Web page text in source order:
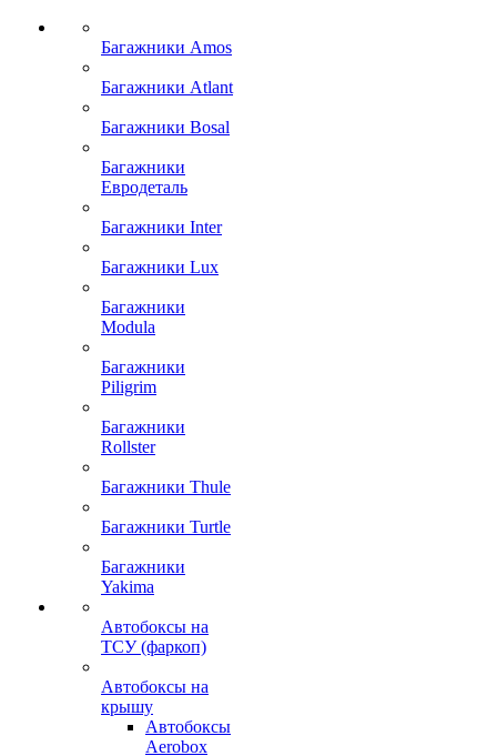
Багажники Amos
Багажники Atlant
Багажники Bosal
Багажники
Евродеталь
Багажники Inter
Багажники Lux
Багажники
Modula
Багажники
Piligrim
Багажники
Rollster
Багажники Thule
Багажники Turtle
Багажники
Yakima
Автобоксы на
ТСУ (фаркоп)
Автобоксы на
крышу
Автобоксы
Aerobox